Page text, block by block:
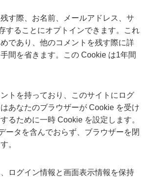
す際、お名前、メールアドレス、サ
することにオプトインできます。これ
であり、他のコメントを残す際に詳
間を省きます。この Cookie は1年間
トを持っており、このサイトにログ
あなたのブラウザーが Cookie を受け
るために一時 Cookie を設定します。
ータを含んでおらず、ブラウザーを閉
。
ログイン情報と画面表示情報を保持